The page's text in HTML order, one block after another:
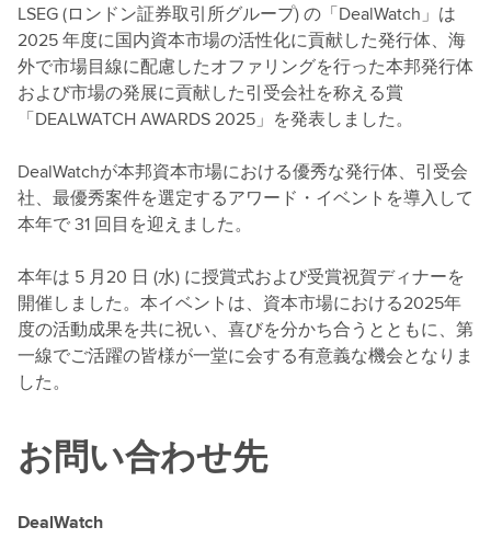
LSEG (ロンドン証券取引所グループ) の「DealWatch」は
2025 年度に国内資本市場の活性化に貢献した発行体、海
外で市場目線に配慮したオファリングを行った本邦発行体
および市場の発展に貢献した引受会社を称える賞
「DEALWATCH AWARDS 2025」を発表しました。
DealWatchが本邦資本市場における優秀な発行体、引受会
社、最優秀案件を選定するアワード・イベントを導入して
本年で 31 回目を迎えました。
本年は 5 月20 日 (水) に授賞式および受賞祝賀ディナーを
開催しました。本イベントは、資本市場における2025年
度の活動成果を共に祝い、喜びを分かち合うとともに、第
一線でご活躍の皆様が一堂に会する有意義な機会となりま
した。
お問い合わせ先
DealWatch